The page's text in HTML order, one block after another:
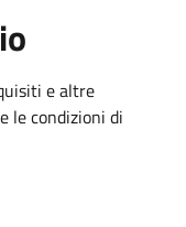
e altre
le condizioni di